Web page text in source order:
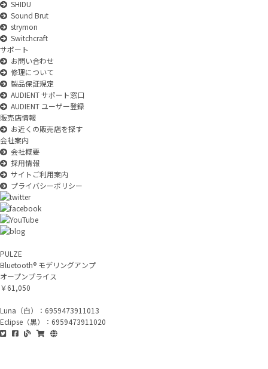
SHIDU
Sound Brut
strymon
Switchcraft
サポート
お問い合わせ
修理について
製品保証規定
AUDIENT サポート窓口
AUDIENT ユーザー登録
販売店情報
お近くの販売店を探す
会社案内
会社概要
採用情報
サイトご利用案内
プライバシーポリシー
PULZE
Bluetooth® モデリングアンプ
オープンプライス
￥61,050
Luna（白）：6959473911013
Eclipse（黒）：6959473911020